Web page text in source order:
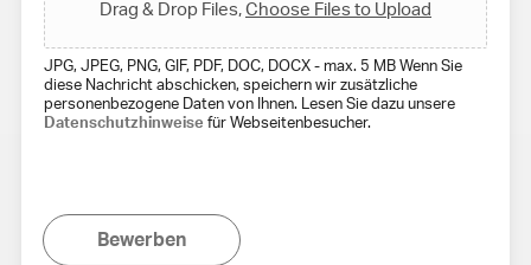
Drag & Drop Files, Choose Files to Upload
JPG, JPEG, PNG, GIF, PDF, DOC, DOCX - max. 5 MB Wenn Sie
diese Nachricht abschicken, speichern wir zusätzliche
personenbezogene Daten von Ihnen. Lesen Sie dazu unsere
Datenschutzhinweise für Webseitenbesucher.
Bewerben